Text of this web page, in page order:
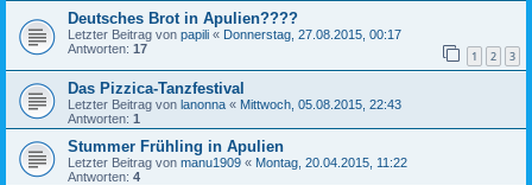
Deutsches Brot in Apulien????
Letzter Beitrag von papili « Donnerstag, 27.08.2015, 00:17
Antworten: 17 1 2 3
Das Pizzica-Tanzfestival
Letzter Beitrag von lanonna « Mittwoch, 05.08.2015, 22:43
Antworten: 1
Stummer Frühling in Apulien
Letzter Beitrag von manu1909 « Montag, 20.04.2015, 11:22
Antworten: 4